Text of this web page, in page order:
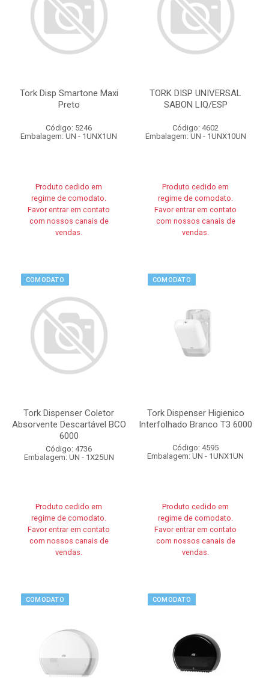
Tork Disp Smartone Maxi
Preto
Código: 5246
Embalagem: UN - 1UNX1UN
Produto cedido em
regime de comodato.
Favor entrar em contato
com nossos canais de
vendas.
TORK DISP UNIVERSAL
SABON LIQ/ESP
Código: 4602
Embalagem: UN - 1UNX10UN
Produto cedido em
regime de comodato.
Favor entrar em contato
com nossos canais de
vendas.
COMODATO
Tork Dispenser Coletor
Absorvente Descartável BCO
6000
Código: 4736
Embalagem: UN - 1X25UN
Produto cedido em
regime de comodato.
Favor entrar em contato
com nossos canais de
vendas.
COMODATO
Tork Dispenser Higienico
Interfolhado Branco T3 6000
Código: 4595
Embalagem: UN - 1UNX1UN
Produto cedido em
regime de comodato.
Favor entrar em contato
com nossos canais de
vendas.
COMODATO COMODATO